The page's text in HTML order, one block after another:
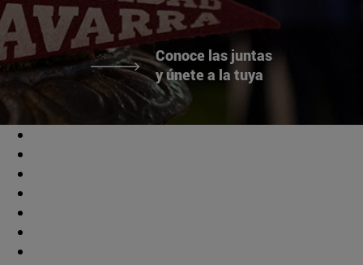
Conoce las juntas
y únete a la tuya